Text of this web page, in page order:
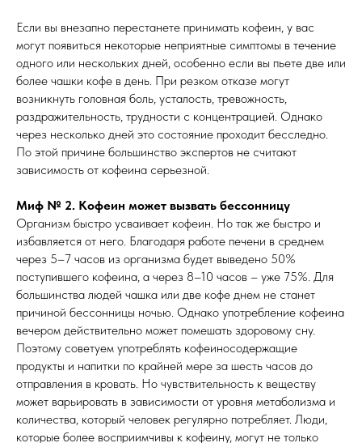
Если вы внезапно перестанете принимать кофеин, у вас
могут появиться некоторые неприятные симптомы в течение
одного или нескольких дней, особенно если вы пьете две или
более чашки кофе в день. При резком отказе могут
возникнуть головная боль, усталость, тревожность,
раздражительность, трудности с концентрацией. Однако
через несколько дней это состояние проходит бесследно.
По этой причине большинство экспертов не считают
зависимость от кофеина серьезной.
Миф № 2. Кофеин может вызвать бессонницу
Организм быстро усваивает кофеин. Но так же быстро и
избавляется от него. Благодаря работе печени в среднем
через 5–7 часов из организма будет выведено 50%
поступившего кофеина, а через 8–10 часов – уже 75%. Для
большинства людей чашка или две кофе днем не станет
причиной бессонницы ночью. Однако употребление кофеина
вечером действительно может помешать здоровому сну.
Поэтому советуем употреблять кофеиносодержащие
продукты и напитки по крайней мере за шесть часов до
отправления в кровать. Но чувствительность к веществу
может варьировать в зависимости от уровня метаболизма и
количества, который человек регулярно потребляет. Люди,
которые более восприимчивы к кофеину, могут не только